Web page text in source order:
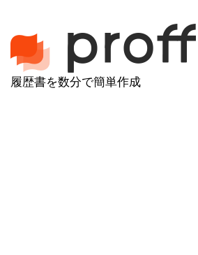
履歴書を数分で簡単作成